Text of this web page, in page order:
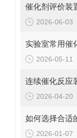
2026-06-03
2026-05-11
2026-04-20
2026-01-07